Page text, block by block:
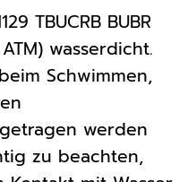
TBUCRB BUBR
wasserdicht.
Schwimmen,
werden
zu beachten,